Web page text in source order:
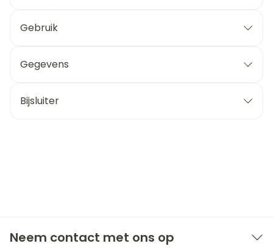
Gebruik
Gegevens
Bijsluiter
Neem contact met ons op